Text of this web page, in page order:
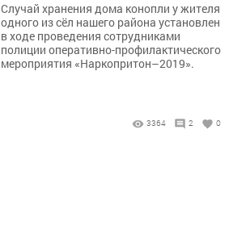
Случай хранения дома конопли у жителя
одного из сёл нашего района установлен
в ходе проведения сотрудниками
полиции оперативно-профилактического
мероприятия «Наркопритон–2019».
3364 2 0